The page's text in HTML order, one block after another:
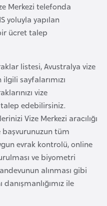
Merkezi telefonda
yoluyla yapılan
ücret talep
listesi, Avustralya vize
sayfalarımızı
vize
edebilirsiniz.
Vize Merkezi aracılığı
tüm
evrak kontrolü, online
ve biyometri
alınması gibi
ile